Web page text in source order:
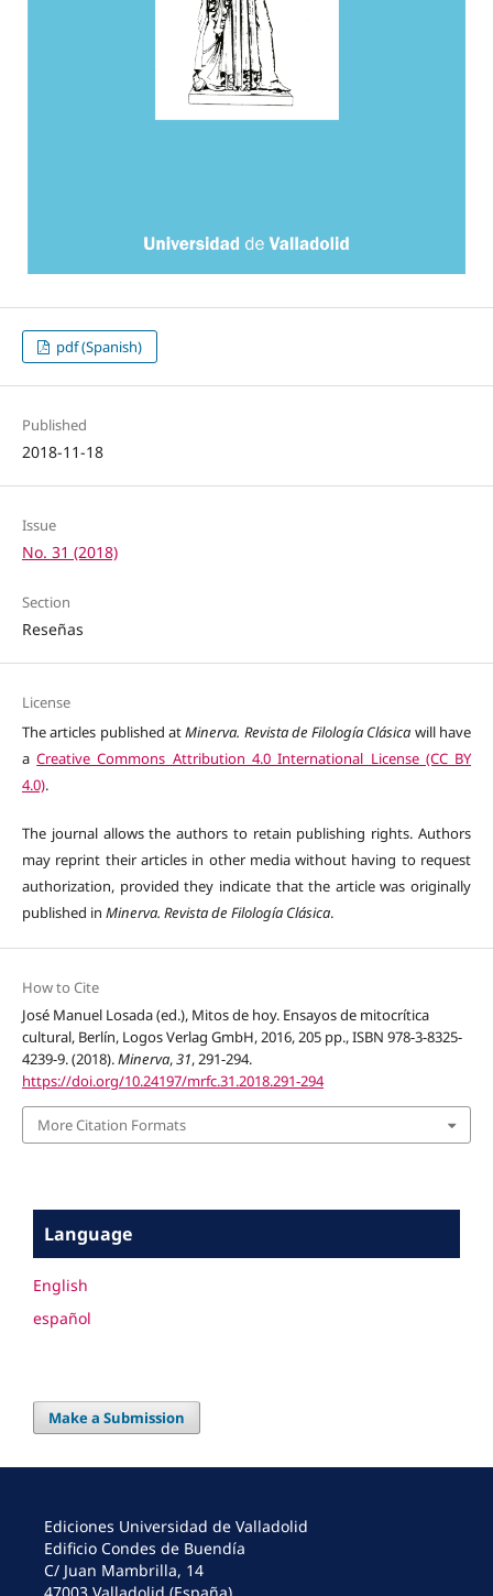
pdf (Spanish)
Published
2018-11-18
Issue
No. 31 (2018)
Section
Reseñas
License
The articles published atMinerva. Revista de Filología Clásica will have
aCreative Commons Attribution 4.0 International License (CC BY
4.0).
The journal allows the authors to retain publishing rights. Authors
may reprint their articles in other media without having to request
authorization, provided they indicate that the article was originally
published in Minerva. Revista de Filología Clásica.
How to Cite
José Manuel Losada (ed.), Mitos de hoy. Ensayos de mitocrítica
cultural, Berlín, Logos Verlag GmbH, 2016, 205 pp., ISBN 978-3-8325-
4239-9. (2018).Minerva,31, 291-294.
https://doi.org/10.24197/mrfc.31.2018.291-294
More Citation Formats
Language
English
español
Make a Submission
Ediciones Universidad de Valladolid
Edificio Condes de Buendía
C/ Juan Mambrilla, 14